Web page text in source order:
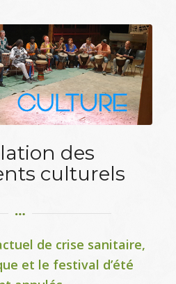
des
culturels
de crise sanitaire,
et le festival d’été